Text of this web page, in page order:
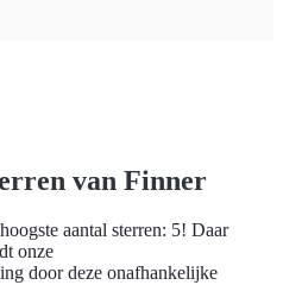
van Finner
aantal sterren: 5! Daar
onze
door deze onafhankelijke